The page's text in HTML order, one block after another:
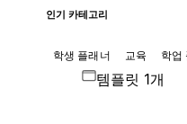
인기 카테고리
학생 플래너 교육 학업
템플릿 1개